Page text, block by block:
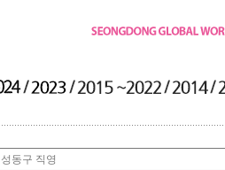
성동구 직영